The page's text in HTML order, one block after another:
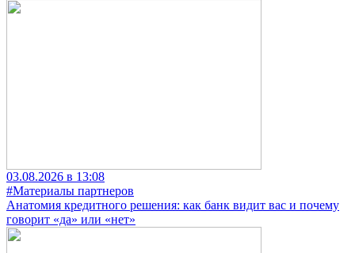
03.08.2026 в 13:08
#Материалы партнеров
Анатомия кредитного решения: как банк видит вас и почему
говорит «да» или «нет»